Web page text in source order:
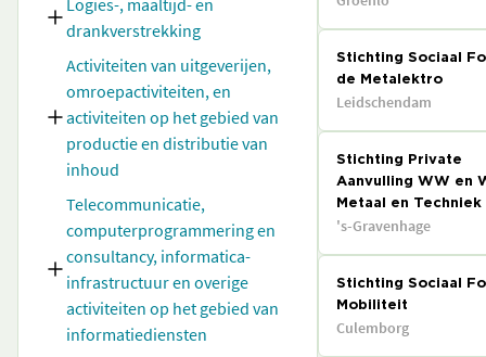
Logies-, maaltijd- en
drankverstrekking
Activiteiten van uitgeverijen,
omroepactiviteiten, en
activiteiten op het gebied van
productie en distributie van
inhoud
Telecommunicatie,
computerprogrammering en
consultancy, informatica-
infrastructuur en overige
activiteiten op het gebied van
informatiediensten
Stichting Sociaal
de Metalektro
Leidschendam
Stichting Private
Aanvulling WW en
Metaal en Techniek
's-Gravenhage
Stichting Sociaal
Mobiliteit
Culemborg